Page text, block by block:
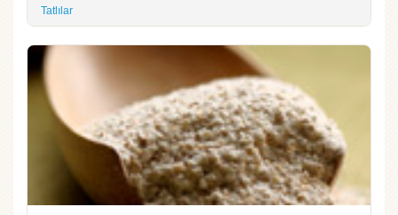
Tatlılar